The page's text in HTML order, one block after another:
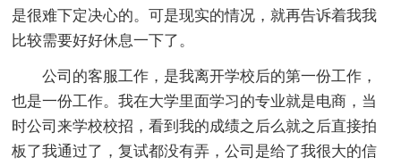
是很难下定决心的。可是现实的情况，就再告诉着我我
比较需要好好休息一下了。
公司的客服工作，是我离开学校后的第一份工作，
也是一份工作。我在大学里面学习的专业就是电商，当
时公司来学校校招，看到我的成绩之后么就之后直接拍
板了我通过了，复试都没有弄，公司是给了我很大的信